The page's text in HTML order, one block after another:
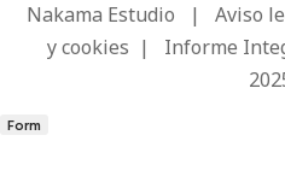
Nakama Estudio | Aviso
y cookies | Informe
Form